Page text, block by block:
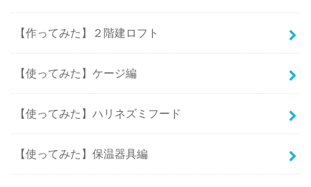
【作ってみた】２階建ロフト
【使ってみた】ケージ編
【使ってみた】ハリネズミフード
【使ってみた】保温器具編